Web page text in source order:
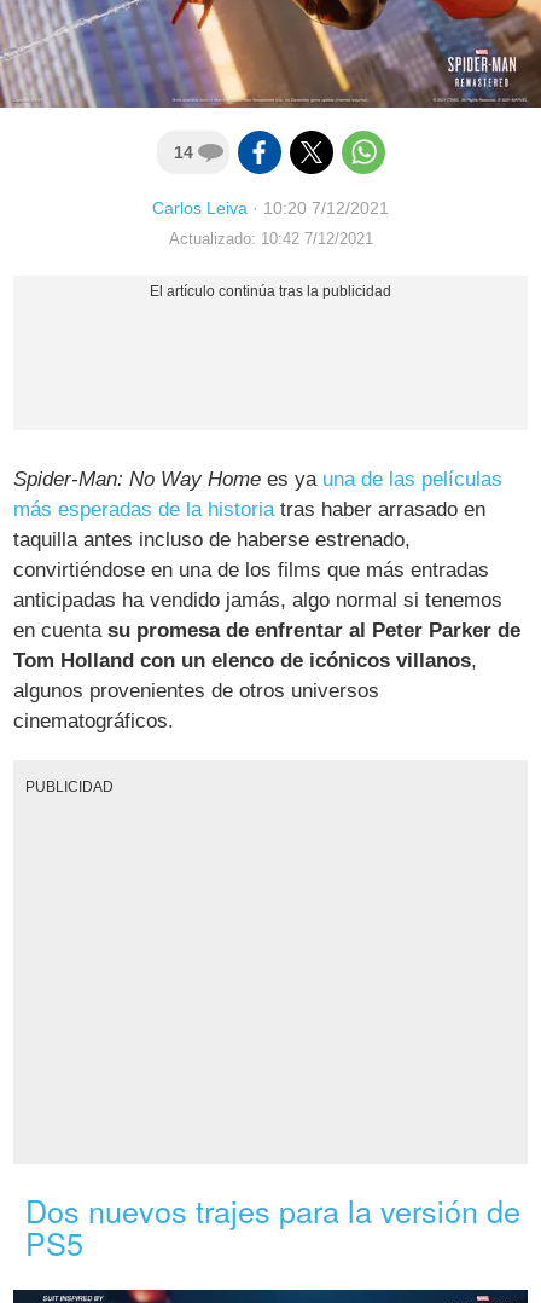
14
Carlos Leiva · 10:20 7/12/2021
Actualizado: 10:42 7/12/2021
Spider-Man: No Way Home es ya una de las películas
más esperadas de la historiatras haber arrasado en
taquilla antes incluso de haberse estrenado,
convirtiéndose en una de los films que más entradas
anticipadas ha vendido jamás, algo normal si tenemos
en cuentasu promesa de enfrentar al Peter Parker de
Tom Holland con un elenco de icónicos villanos,
algunos provenientes de otros universos
cinematográficos.
PUBLICIDAD
Dos nuevos trajes para la versión de
PS5